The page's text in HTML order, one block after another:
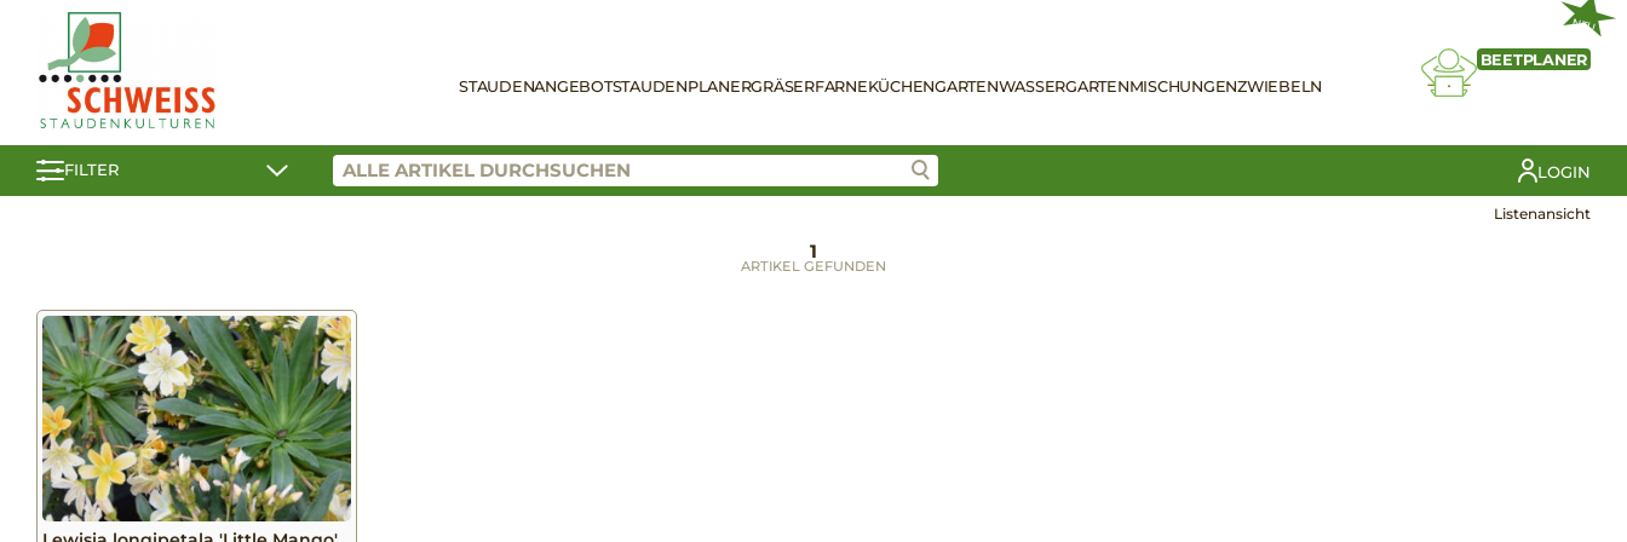
STAUDENANGEBOTSTAUDENPLANERGRÄSERFARNEKÜCHENGARTENWASSERGARTENMISCHUNGENZWIEBELN
NEU
BEETPLANER
FILTER LOGIN
Listenansicht
1
ARTIKEL GEFUNDEN